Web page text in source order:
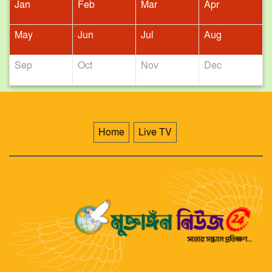
Jan Feb Mar Apr
May Jun Jul Aug
Sep Oct Nov Dec
Home Live TV